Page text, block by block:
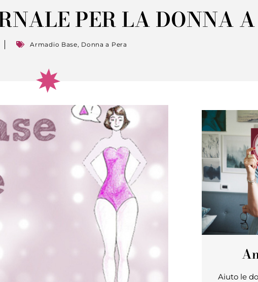
PER LA DONNA
Armadio Base, Donna a Pera
Aiuto le